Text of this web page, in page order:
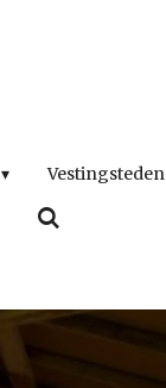
Vestingsteden